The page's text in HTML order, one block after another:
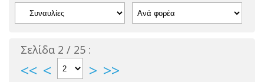
Σελίδα 2 / 25 :
<< < > >>